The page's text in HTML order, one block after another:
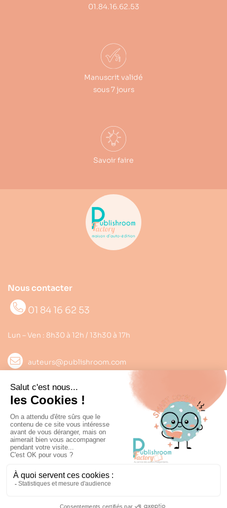
01.84.16.62.53
Manuscrit validé
sous 7 jours
Savoir faire
Nous contacter
01 84 16 62 53
Lun – Ven : 8h30 à 12h / 13h30 à 17h
auteurs@publishroom.com
Informations 
Suivez nous
Copyright © 2022 Publishroom